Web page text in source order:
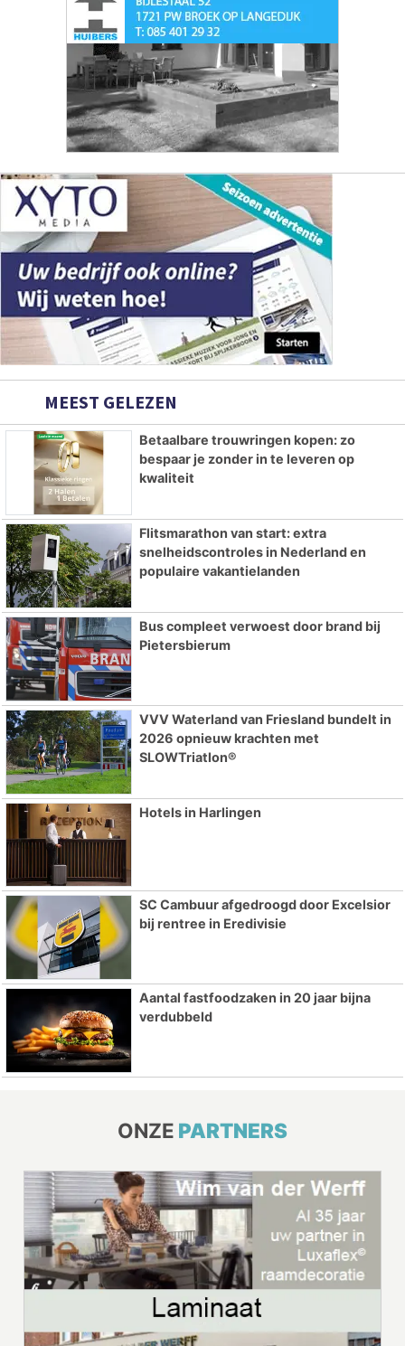
MEEST GELEZEN
Betaalbare trouwringen kopen: zo
bespaar je zonder in te leveren op
kwaliteit
Flitsmarathon van start: extra
snelheidscontroles in Nederland en
populaire vakantielanden
Bus compleet verwoest door brand bij
Pietersbierum
VVV Waterland van Friesland bundelt in
2026 opnieuw krachten met
SLOWTriatlon®
Hotels in Harlingen
SC Cambuur afgedroogd door Excelsior
bij rentree in Eredivisie
Aantal fastfoodzaken in 20 jaar bijna
verdubbeld
ONZE PARTNERS